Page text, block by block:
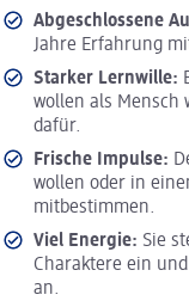
Abgeschlossene
Jahre Erfahrung
Starker Lernwille:
wollen als Mensch
dafür.
Frische Impulse:
wollen oder in
mitbestimmen.
Viel Energie: Sie
Charaktere ein
an.